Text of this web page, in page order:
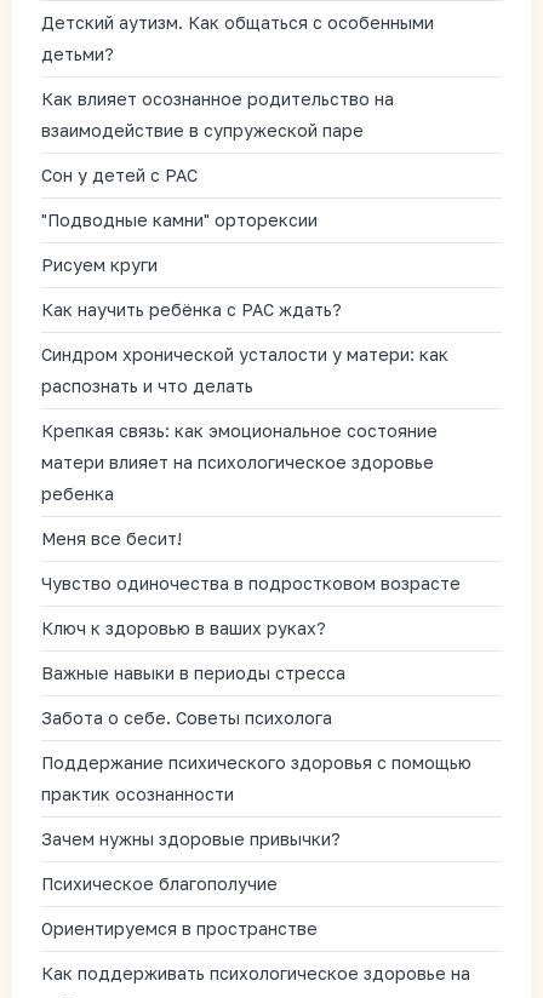
Детский аутизм. Как общаться с особенными
детьми?
Как влияет осознанное родительство на
взаимодействие в супружеской паре
Сон у детей с РАС
"Подводные камни" орторексии
Рисуем круги
Как научить ребёнка с РАС ждать?
Синдром хронической усталости у матери: как
распознать и что делать
Крепкая связь: как эмоциональное состояние
матери влияет на психологическое здоровье
ребенка
Меня все бесит!
Чувство одиночества в подростковом возрасте
Ключ к здоровью в ваших руках?
Важные навыки в периоды стресса
Забота о себе. Советы психолога
Поддержание психического здоровья с помощью
практик осознанности
Зачем нужны здоровые привычки?
Психическое благополучие
Ориентируемся в пространстве
Как поддерживать психологическое здоровье на